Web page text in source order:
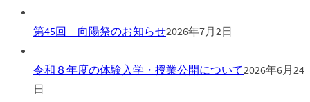
第45回 向陽祭のお知らせ2026年7月2日
令和８年度の体験入学・授業公開について2026年6月24
日